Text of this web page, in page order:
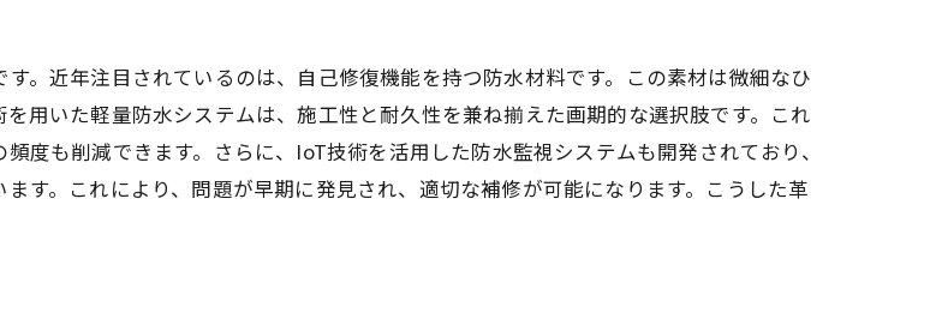
順の効率化による恩恵
術が与える経済的影響
ザインと薄膜技術の調和
件に適した薄膜技術の選択
。近年注目されているのは、自己修復機能を持つ防水材料です。この素材は微細なひ
用いた軽量防水システムは、施工性と耐久性を兼ね揃えた画期的な選択肢です。これ
度も削減できます。さらに、IoT技術を活用した防水監視システムも開発されており、
す。これにより、問題が早期に発見され、適切な補修が可能になります。こうした革